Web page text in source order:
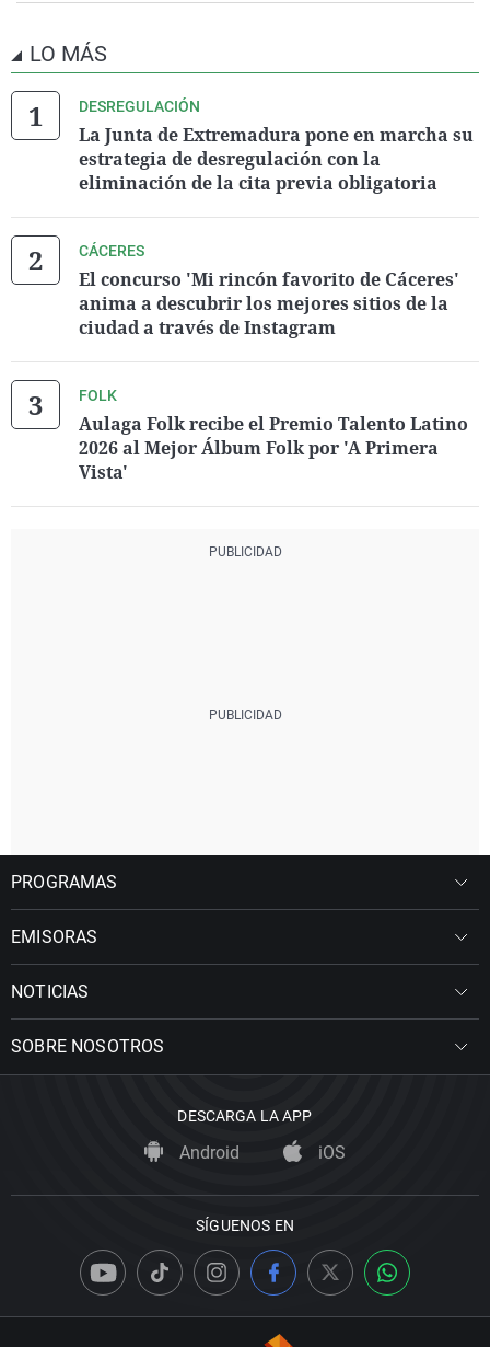
LO MÁS
DESREGULACIÓN
La Junta de Extremadura pone en marcha su
estrategia de desregulación con la
eliminación de la cita previa obligatoria
CÁCERES
El concurso 'Mi rincón favorito de Cáceres'
anima a descubrir los mejores sitios de la
ciudad a través de Instagram
FOLK
Aulaga Folk recibe el Premio Talento Latino
2026 al Mejor Álbum Folk por 'A Primera
Vista'
PROGRAMAS
EMISORAS
NOTICIAS
SOBRE NOSOTROS
DESCARGA LA APP
Android iOS
SÍGUENOS EN